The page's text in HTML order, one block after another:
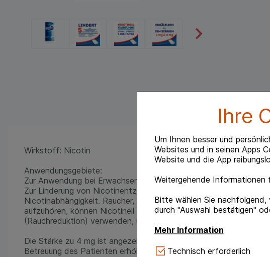
Ihre
Um Ihnen besser und
Websites und in seinen Apps
Website und die App
Weitergehende Informationen
Bitte wählen Sie
durch "Auswahl bestätigen"
Mehr Information
Technisch Notwendig:
Technisch erforderlich
Wirkstoff: Nicotin
Anwendungsgebiete:
Zur Anwendung bei Erwachsenen.
Zur Linderung von Nicotinentzugssymptomen, zur Unterstützung
Nicotinabhängigkeit. Raucher, die zurzeit nicht in der Lage sind,
aufzuhören, können Nicotinell Kaugummi zunächst zur
(Rauchreduktion) verwenden, um auf diesem Wege den Einstieg
Die Stärke zu 4 mg ist angezeigt, wenn es zu schweren
Betreuung des Patienten erhöhen in der Regel die Erfolgsraten.